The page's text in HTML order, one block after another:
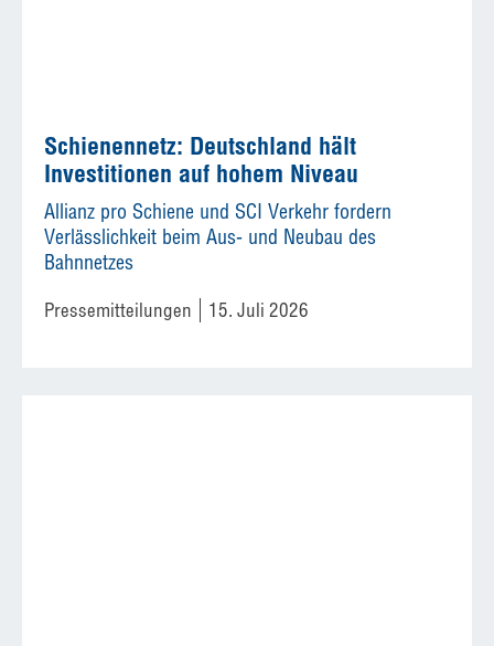
Schienennetz: Deutschland hält
Investitionen auf hohem Niveau
Allianz pro Schiene und SCI Verkehr fordern
Verlässlichkeit beim Aus- und Neubau des
Bahnnetzes
Pressemitteilungen 15. Juli 2026